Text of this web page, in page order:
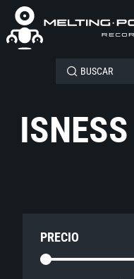
ISNESS
PRECIO